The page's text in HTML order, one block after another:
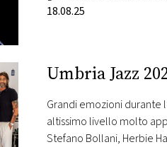
che interpreta…
18.08.25
Umbria Jazz
Grandi emozioni durante
altissimo livello molto
Stefano Bollani, Herbie